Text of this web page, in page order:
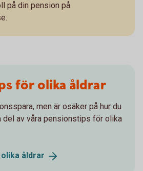
på din pension på
för olika åldrar
men är osäker på hur du
del av våra pensionstips för olika
åldrar